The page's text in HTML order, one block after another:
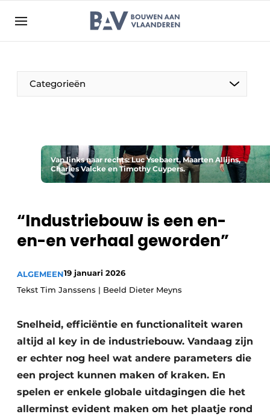
Bedrijven
Bouwen aan Vlaanderen | Platform voor de bouw
Evenement aanmelden
Jaarboek
Nieuwsbrief
Podcasts
Video’s
Aanmelden
Bedrijven
Bedrijven
Contact
Categorieën
Beton & Staalbouw
Brandveiligheid
BIM
Evenementen
Van links naar rechts: Luc Ysebaert, Maarten Allijns,
Charles Valcke en Timothy Cuypers.
“Industriebouw is een en-
en-en verhaal geworden”
ALGEMEEN19 januari 2026
Tekst Tim Janssens | Beeld Dieter Meyns
Snelheid, efficiëntie en functionaliteit waren
altijd al key in de industriebouw. Vandaag zijn
er echter nog heel wat andere parameters die
een project kunnen maken of kraken. En
spelen er enkele globale uitdagingen die het
allerminst evident maken om het plaatje rond